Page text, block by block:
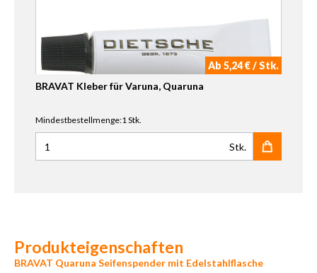
Ab 5,24 € / Stk.
BRAVAT Kleber für Varuna, Quaruna
Mindestbestellmenge:1 Stk.
Anzahl für BRAVAT Kleber für Varuna, Quaruna
Stk.
Produkteigenschaften
BRAVAT Quaruna Seifenspender mit Edelstahlflasche